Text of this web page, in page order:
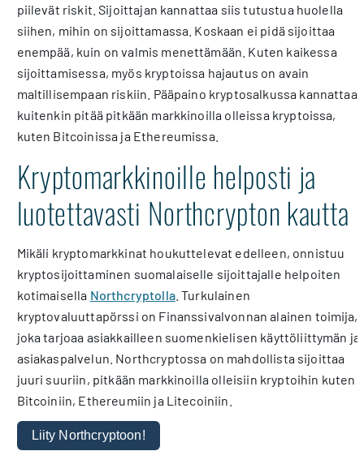
piilevät riskit. Sijoittajan kannattaa siis tutustua huolella
siihen, mihin on sijoittamassa. Koskaan ei pidä sijoittaa
enempää, kuin on valmis menettämään. Kuten kaikessa
sijoittamisessa, myös kryptoissa hajautus on avain
maltillisempaan riskiin. Pääpaino kryptosalkussa kannattaa
kuitenkin pitää pitkään markkinoilla olleissa kryptoissa,
kuten Bitcoinissa ja Ethereumissa.
Kryptomarkkinoille helposti ja
luotettavasti Northcrypton kautta
Mikäli kryptomarkkinat houkuttelevat edelleen, onnistuu
kryptosijoittaminen suomalaiselle sijoittajalle helpoiten
kotimaisella Northcryptolla. Turkulainen
kryptovaluuttapörssi on Finanssivalvonnan alainen toimija,
joka tarjoaa asiakkailleen suomenkielisen käyttöliittymän ja
asiakaspalvelun. Northcryptossa on mahdollista sijoittaa
juuri suuriin, pitkään markkinoilla olleisiin kryptoihin kuten
Bitcoiniin, Ethereumiin ja Litecoiniin.
Liity Northcryptoon!